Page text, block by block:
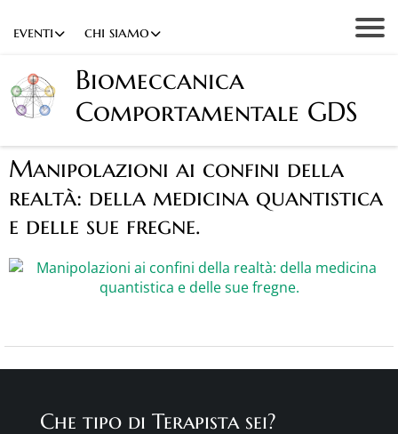
eventi chi siamo
Biomeccanica
Comportamentale GDS
Manipolazioni ai confini della
realtà: della medicina quantistica
e delle sue fregne.
Che tipo di Terapista sei?